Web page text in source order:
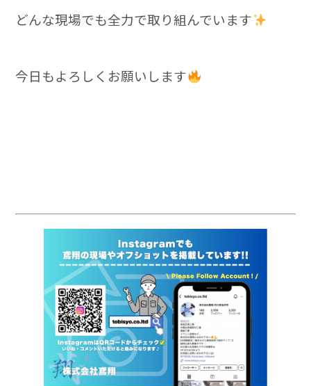
どんな現場でも全力で取り組んでいます
今日もよろしくお願いします